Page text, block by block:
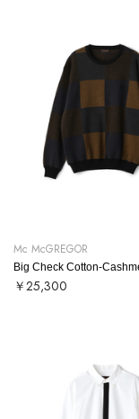
Mc McGREGOR
￥25,300